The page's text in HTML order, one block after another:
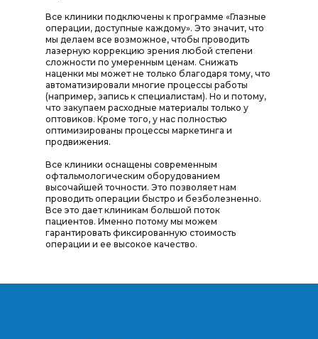
Все клиники подключены к программе «Глазные
операции, доступные каждому». Это значит, что
мы делаем все возможное, чтобы проводить
лазерную коррекцию зрения любой степени
сложности по умеренным ценам. Снижать
наценки мы может не только благодаря тому, что
автоматизировали многие процессы работы
(например, запись к специалистам). Но и потому,
что закупаем расходные материалы только у
оптовиков. Кроме того, у нас полностью
оптимизированы процессы маркетинга и
продвижения.
Все клиники оснащены современным
офтальмологическим оборудованием
высочайшей точности. Это позволяет нам
проводить операции быстро и безболезненно.
Все это дает клиникам большой поток
пациентов. Именно потому мы можем
гарантировать фиксированную стоимость
операции и ее высокое качество.